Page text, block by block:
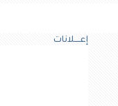
إعــــلانات